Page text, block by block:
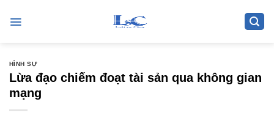
HÌNH SỰ
Lừa đạo chiếm đoạt tài sản qua không gian
mạng